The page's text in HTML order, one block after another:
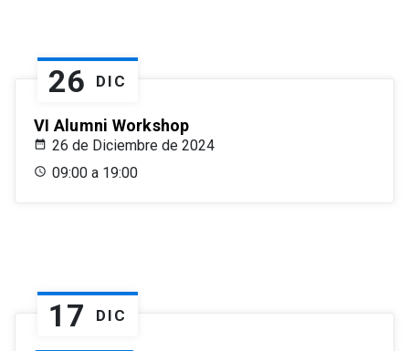
26 DIC
VI Alumni Workshop
26 de Diciembre de 2024
09:00 a 19:00
17 DIC